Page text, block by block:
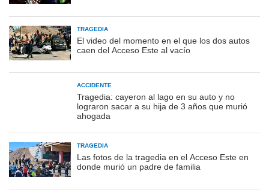
TRAGEDIA
El video del momento en el que los dos autos
caen del Acceso Este al vacío
ACCIDENTE
Tragedia: cayeron al lago en su auto y no
lograron sacar a su hija de 3 años que murió
ahogada
TRAGEDIA
Las fotos de la tragedia en el Acceso Este en
donde murió un padre de familia